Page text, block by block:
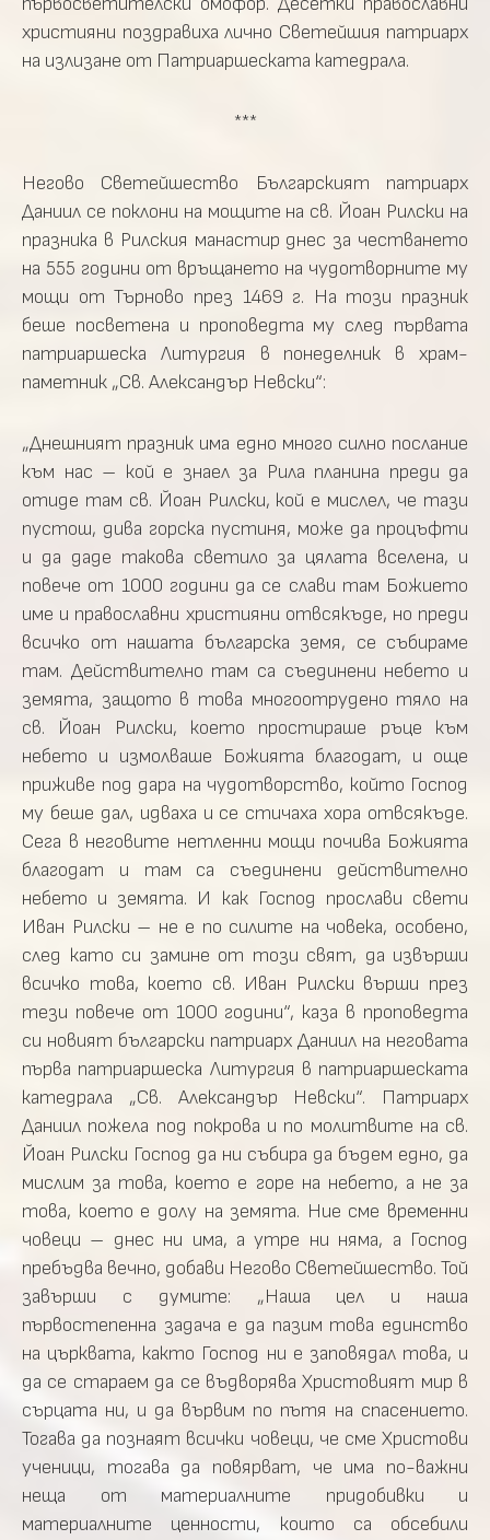
християни поздравиха лично Светейшия патриарх
на излизане от Патриаршеската катедрала.
***
Негово Светейшество Българският патриарх
Даниил се поклони на мощите на св. Йоан Рилски на
празника в Рилския манастир днес за честването
на 555 години от връщането на чудотворните му
мощи от Търново през 1469 г. На този празник
беше посветена и проповедта му след първата
патриаршеска Литургия в понеделник в храм-
паметник „Св. Александър Невски“:
„Днешният празник има едно много силно послание
към нас – кой е знаел за Рила планина преди да
отиде там св. Йоан Рилски, кой е мислел, че тази
пустош, дива горска пустиня, може да процъфти
и да даде такова светило за цялата вселена, и
повече от 1000 години да се слави там Божието
име и православни християни отвсякъде, но преди
всичко от нашата българска земя, се събираме
там. Действително там са съединени небето и
земята, защото в това многоотрудено тяло на
св. Йоан Рилски, което простираше ръце към
небето и измолваше Божията благодат, и още
приживе под дара на чудотворство, който Господ
му беше дал, идваха и се стичаха хора отвсякъде.
Сега в неговите нетленни мощи почива Божията
благодат и там са съединени действително
небето и земята. И как Господ прослави свети
Иван Рилски – не е по силите на човека, особено,
след като си замине от този свят, да извърши
всичко това, което св. Иван Рилски върши през
тези повече от 1000 години“, каза в проповедта
си новият български патриарх Даниил на неговата
първа патриаршеска Литургия в патриаршеската
катедрала „Св. Александър Невски“. Патриарх
Даниил пожела под покрова и по молитвите на св.
Йоан Рилски Господ да ни събира да бъдем едно, да
мислим за това, което е горе на небето, а не за
това, което е долу на земята. Ние сме временни
човеци – днес ни има, а утре ни няма, а Господ
пребъдва вечно, добави Негово Светейшество. Той
завърши с думите: „Наша цел и наша
първостепенна задача е да пазим това единство
на църквата, както Господ ни е заповядал това, и
да се стараем да се въдворява Христовият мир в
сърцата ни, и да вървим по пътя на спасението.
Тогава да познаят всички човеци, че сме Христови
ученици, тогава да повярват, че има по-важни
неща от материалните придобивки и
материалните ценности, които са обсебили